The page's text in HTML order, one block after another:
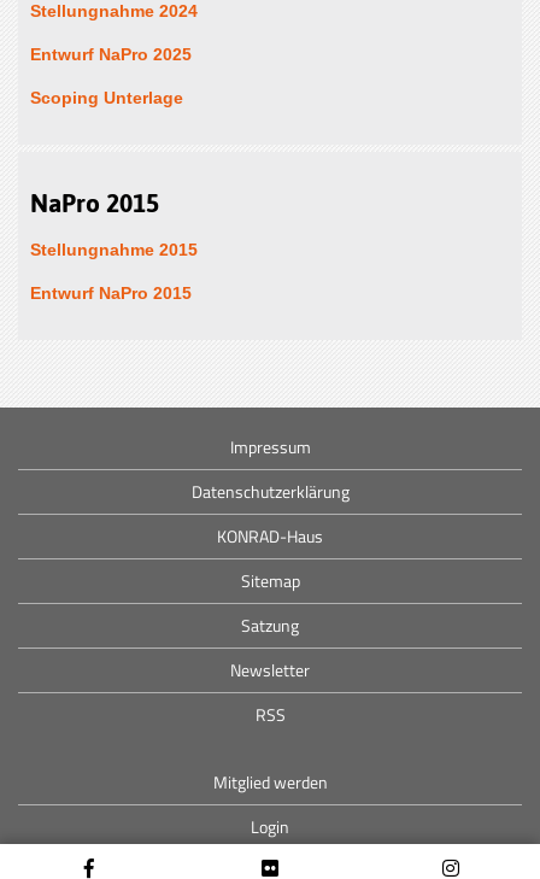
Stellungnahme 2024
Entwurf NaPro 2025
Scoping Unterlage
NaPro 2015
Stellungnahme 2015
Entwurf NaPro 2015
Impressum
Datenschutzerklärung
KONRAD-Haus
Sitemap
Satzung
Newsletter
RSS
Mitglied werden
Login